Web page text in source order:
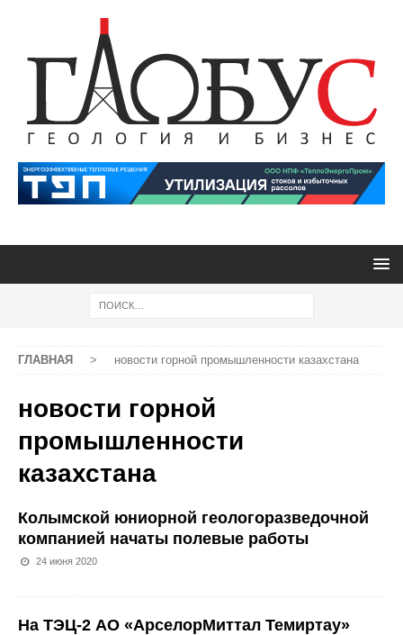
ГЛАВНАЯ > новости горной промышленности казахстана
новости горной
промышленности
казахстана
Колымской юниорной геологоразведочной
компанией начаты полевые работы
24 июня 2020
На ТЭЦ-2 АО «АрселорМиттал Темиртау»